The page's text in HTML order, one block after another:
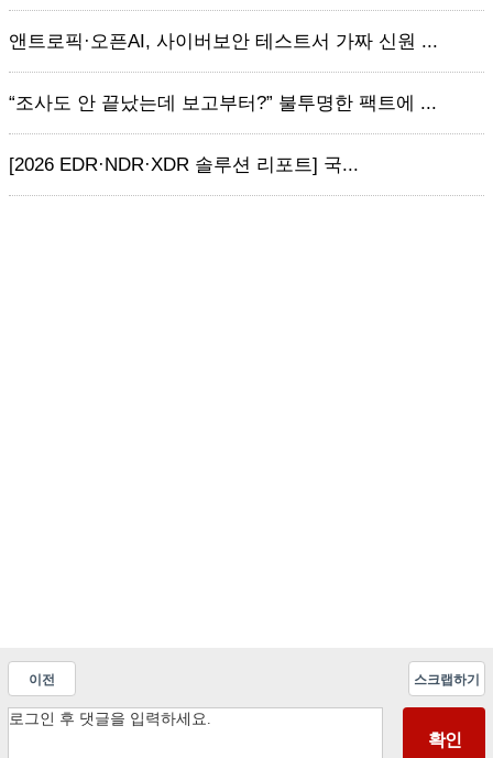
앤트로픽·오픈AI, 사이버보안 테스트서 가짜 신원 ...
“조사도 안 끝났는데 보고부터?” 불투명한 팩트에 ...
[2026 EDR·NDR·XDR 솔루션 리포트] 국...
이전 스크랩하기